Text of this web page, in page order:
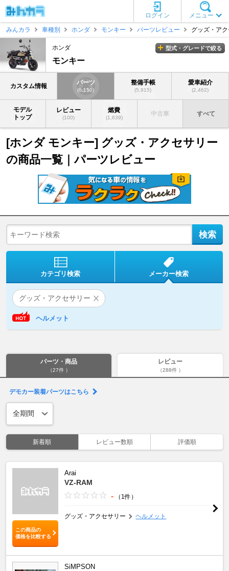
メニュー
ログイン
みんカラ
車種別 ホンダ モンキー パーツレビュー グッズ・ア
ホンダ
モンキー
型式・グレードで絞る
カスタム情報 パーツ
(6,150)
整備手帳
(5,915)
愛車紹介
(2,462)
モデル
トップ
レビュー
(100)
燃費
(1,639)
中古車 すべて
[ホンダ モンキー] グッズ・アクセサリー
の商品一覧｜パーツレビュー
カテゴリ検索 メーカー検索
グッズ・アクセサリー
ヘルメット
パーツ・商品
（27件 ）
レビュー
（288件 ）
デモカー装着パーツはこちら
新着順 レビュー数順 評価順
この商品の
価格を比較する
Arai
VZ-RAM
- （1件）
グッズ・アクセサリー ヘルメット
SiMPSON